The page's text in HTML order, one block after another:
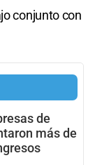
conjunto con
de
más de